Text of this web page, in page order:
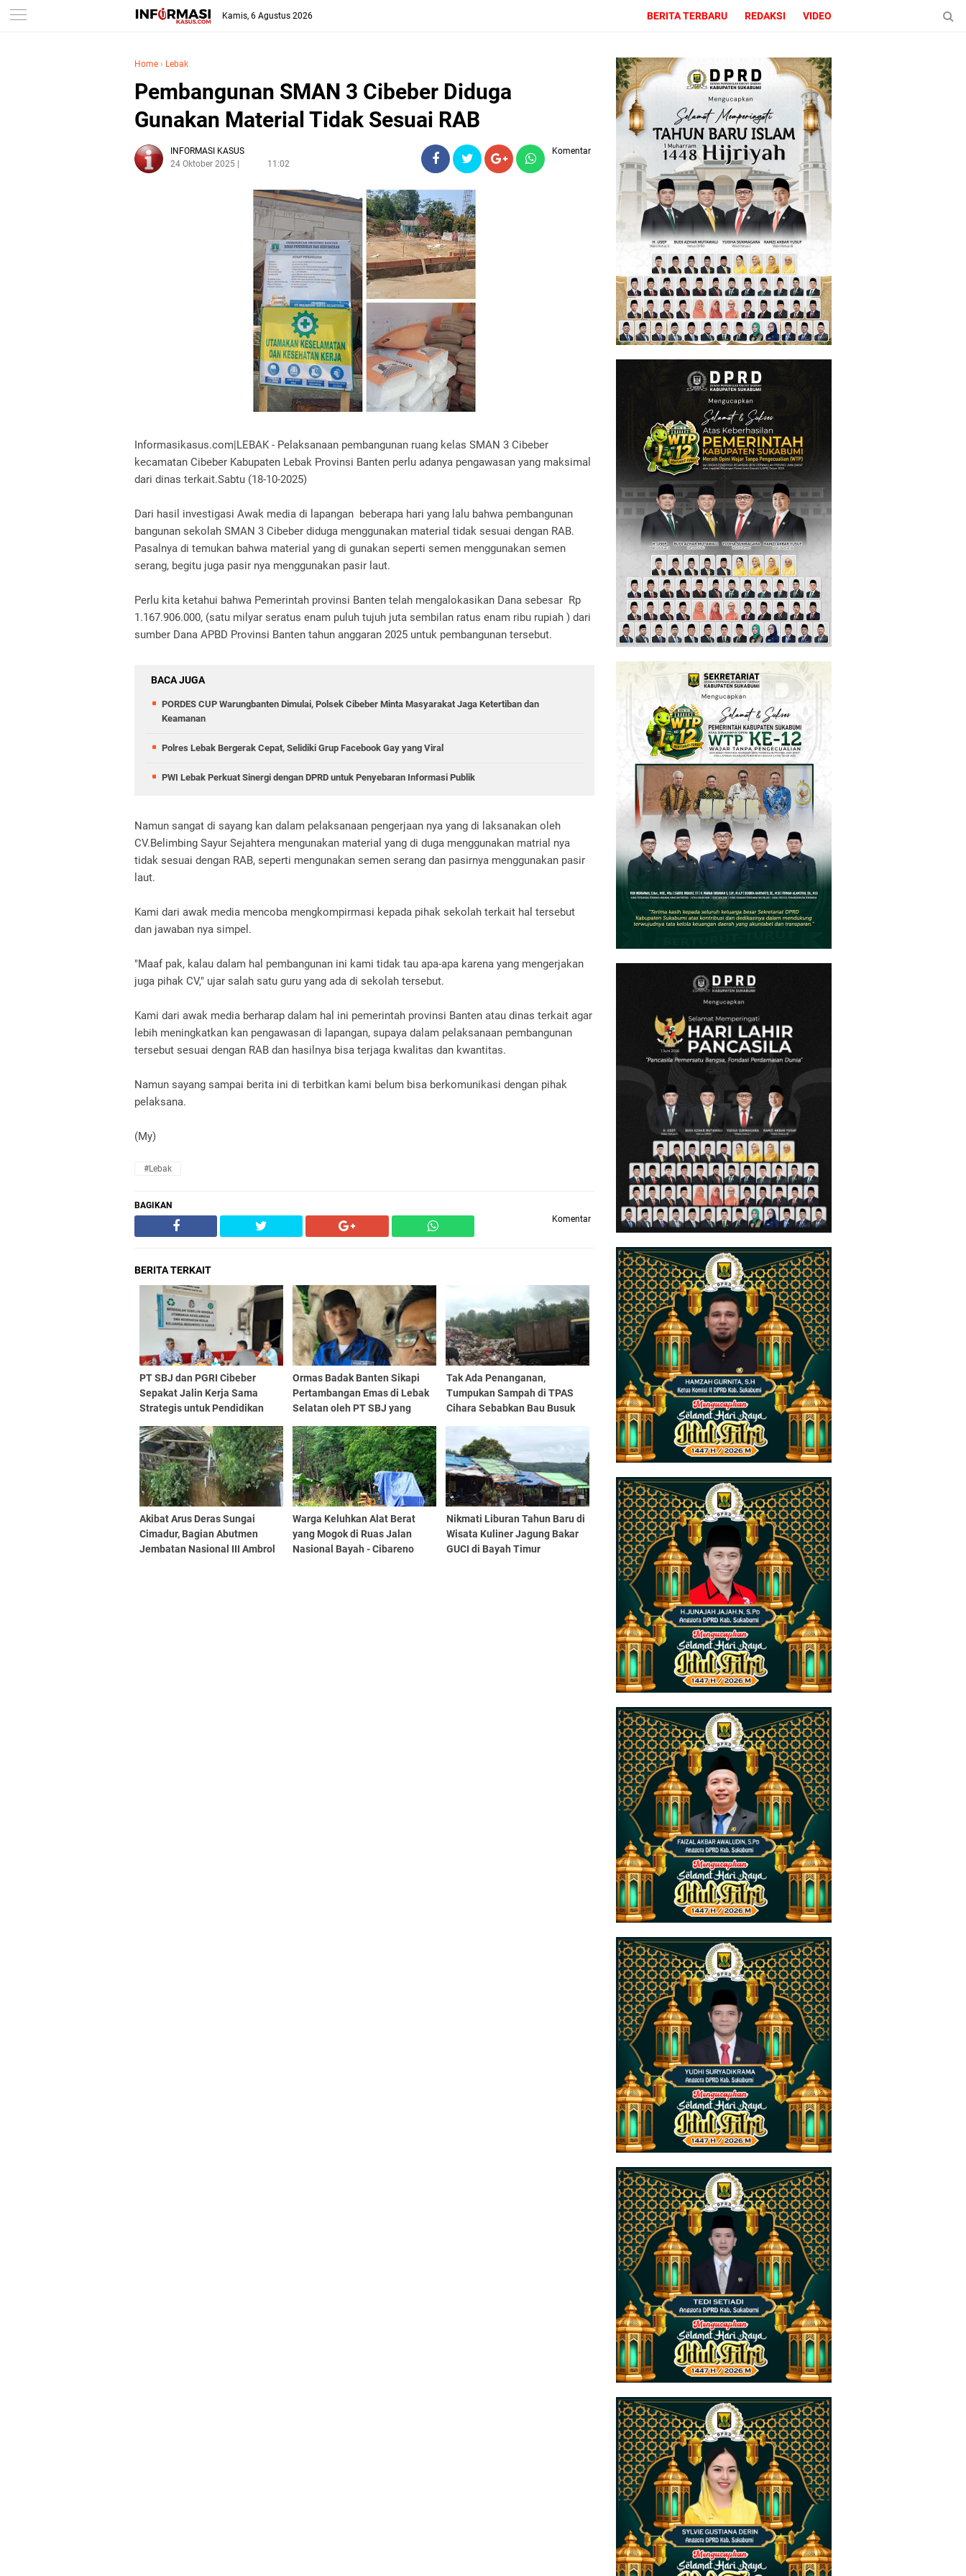
Kamis, 6 Agustus 2026 BERITA TERBARU REDAKSI VIDEO
Home › Lebak
Pembangunan SMAN 3 Cibeber Diduga
Gunakan Material Tidak Sesuai RAB
INFORMASI KASUS
24 Oktober 2025
11:02
Komentar
Informasikasus.com|LEBAK - Pelaksanaan pembangunan ruang kelas SMAN 3 Cibeber
kecamatan Cibeber Kabupaten Lebak Provinsi Banten perlu adanya pengawasan yang maksimal
dari dinas terkait.Sabtu (18-10-2025)
Dari hasil investigasi Awak media di lapangan beberapa hari yang lalu bahwa pembangunan
bangunan sekolah SMAN 3 Cibeber diduga menggunakan material tidak sesuai dengan RAB.
Pasalnya di temukan bahwa material yang di gunakan seperti semen menggunakan semen
serang, begitu juga pasir nya menggunakan pasir laut.
Perlu kita ketahui bahwa Pemerintah provinsi Banten telah mengalokasikan Dana sebesar Rp
1.167.906.000, (satu milyar seratus enam puluh tujuh juta sembilan ratus enam ribu rupiah ) dari
sumber Dana APBD Provinsi Banten tahun anggaran 2025 untuk pembangunan tersebut.
BACA JUGA
PORDES CUP Warungbanten Dimulai, Polsek Cibeber Minta Masyarakat Jaga Ketertiban dan
Keamanan
Polres Lebak Bergerak Cepat, Selidiki Grup Facebook Gay yang Viral
PWI Lebak Perkuat Sinergi dengan DPRD untuk Penyebaran Informasi Publik
Namun sangat di sayang kan dalam pelaksanaan pengerjaan nya yang di laksanakan oleh
CV.Belimbing Sayur Sejahtera mengunakan material yang di duga menggunakan matrial nya
tidak sesuai dengan RAB, seperti mengunakan semen serang dan pasirnya menggunakan pasir
laut.
Kami dari awak media mencoba mengkompirmasi kepada pihak sekolah terkait hal tersebut
dan jawaban nya simpel.
"Maaf pak, kalau dalam hal pembangunan ini kami tidak tau apa-apa karena yang mengerjakan
juga pihak CV," ujar salah satu guru yang ada di sekolah tersebut.
Kami dari awak media berharap dalam hal ini pemerintah provinsi Banten atau dinas terkait agar
lebih meningkatkan kan pengawasan di lapangan, supaya dalam pelaksanaan pembangunan
tersebut sesuai dengan RAB dan hasilnya bisa terjaga kwalitas dan kwantitas.
Namun sayang sampai berita ini di terbitkan kami belum bisa berkomunikasi dengan pihak
pelaksana.
(My)
#Lebak
BAGIKAN
Komentar
BERITA TERKAIT
PT SBJ dan PGRI Cibeber
Sepakat Jalin Kerja Sama
Strategis untuk Pendidikan
Ormas Badak Banten Sikapi
Pertambangan Emas di Lebak
Selatan oleh PT SBJ yang
yang Terjadi
Tak Ada Penanganan,
Tumpukan Sampah di TPAS
Cihara Sebabkan Bau Busuk
Akibat Arus Deras Sungai
Cimadur, Bagian Abutmen
Jembatan Nasional III Ambrol
Warga Keluhkan Alat Berat
yang Mogok di Ruas Jalan
Nasional Bayah - Cibareno
Nikmati Liburan Tahun Baru di
Wisata Kuliner Jagung Bakar
GUCI di Bayah Timur